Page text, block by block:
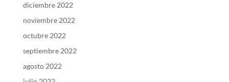
diciembre 2022
noviembre 2022
octubre 2022
septiembre 2022
agosto 2022